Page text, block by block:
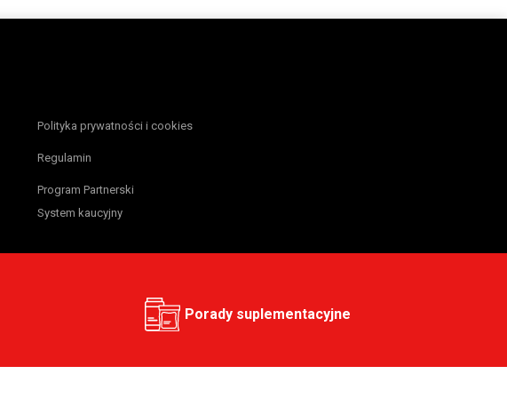
Polityka prywatności i cookies
Regulamin
Program Partnerski
System kaucyjny
Porady suplementacyjne